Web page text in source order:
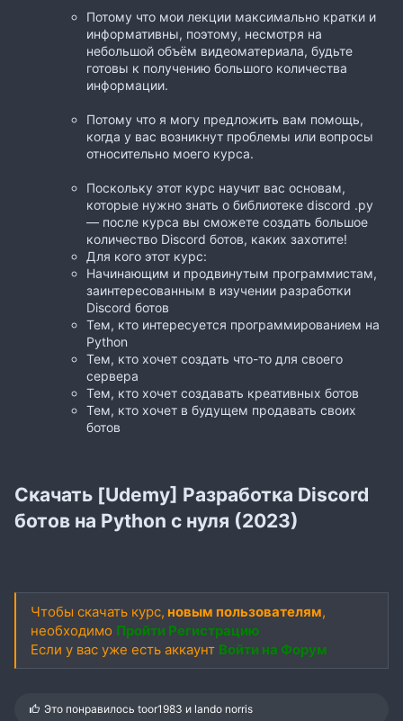
Потому что мои лекции максимально кратки и
информативны, поэтому, несмотря на
небольшой объём видеоматериала, будьте
готовы к получению большого количества
информации.
Потому что я могу предложить вам помощь,
когда у вас возникнут проблемы или вопросы
относительно моего курса.
Поскольку этот курс научит вас основам,
которые нужно знать о библиотеке discord .py
— после курса вы сможете создать большое
количество Discord ботов, каких захотите!
Для кого этот курс:
Начинающим и продвинутым программистам,
заинтересованным в изучении разработки
Discord ботов
Тем, кто интересуется программированием на
Python
Тем, кто хочет создать что-то для своего
сервера
Тем, кто хочет создавать креативных ботов
Тем, кто хочет в будущем продавать своих
ботов
Скачать [Udemy] Разработка Discord
ботов на Python с нуля (2023)
Чтобы скачать курс, новым пользователям,
необходимо Пройти Регистрацию
Если у вас уже есть аккаунт Войти на Форум
С
Это понравилосьtoor1983 и lando norris